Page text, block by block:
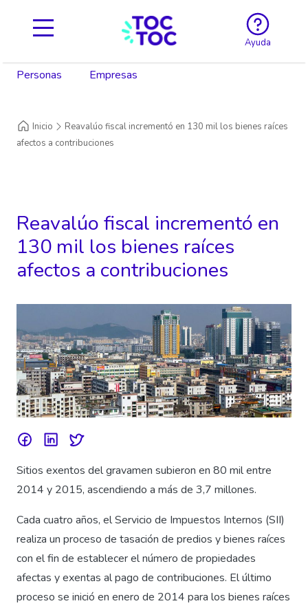
Ayuda
Personas Empresas
Inicio
Reavalúo fiscal incrementó en 130 mil los bienes raíces
afectos a contribuciones
Reavalúo fiscal incrementó en
130 mil los bienes raíces
afectos a contribuciones
Sitios exentos del gravamen subieron en 80 mil entre
2014 y 2015, ascendiendo a más de 3,7 millones.
Cada cuatro años, el Servicio de Impuestos Internos (SII)
realiza un proceso de tasación de predios y bienes raíces
con el fin de establecer el número de propiedades
afectas y exentas al pago de contribuciones. El último
proceso se inició en enero de 2014 para los bienes raíces